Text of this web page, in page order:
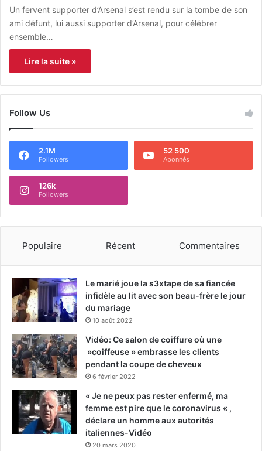
Un fervent supporter d’Arsenal s’est rendu sur la tombe de son
ami défunt, lui aussi supporter d’Arsenal, pour célébrer
ensemble…
Lire la suite »
Follow Us
2.1M
Followers
52 500
Abonnés
126k
Followers
Populaire Récent Commentaires
Le marié joue la s3xtape de sa fiancée
infidèle au lit avec son beau-frère le jour
du mariage
10 août 2022
Vidéo: Ce salon de coiffure où une
»coiffeuse » embrasse les clients
pendant la coupe de cheveux
6 février 2022
« Je ne peux pas rester enfermé, ma
femme est pire que le coronavirus « ,
déclare un homme aux autorités
italiennes-Vidéo
20 mars 2020